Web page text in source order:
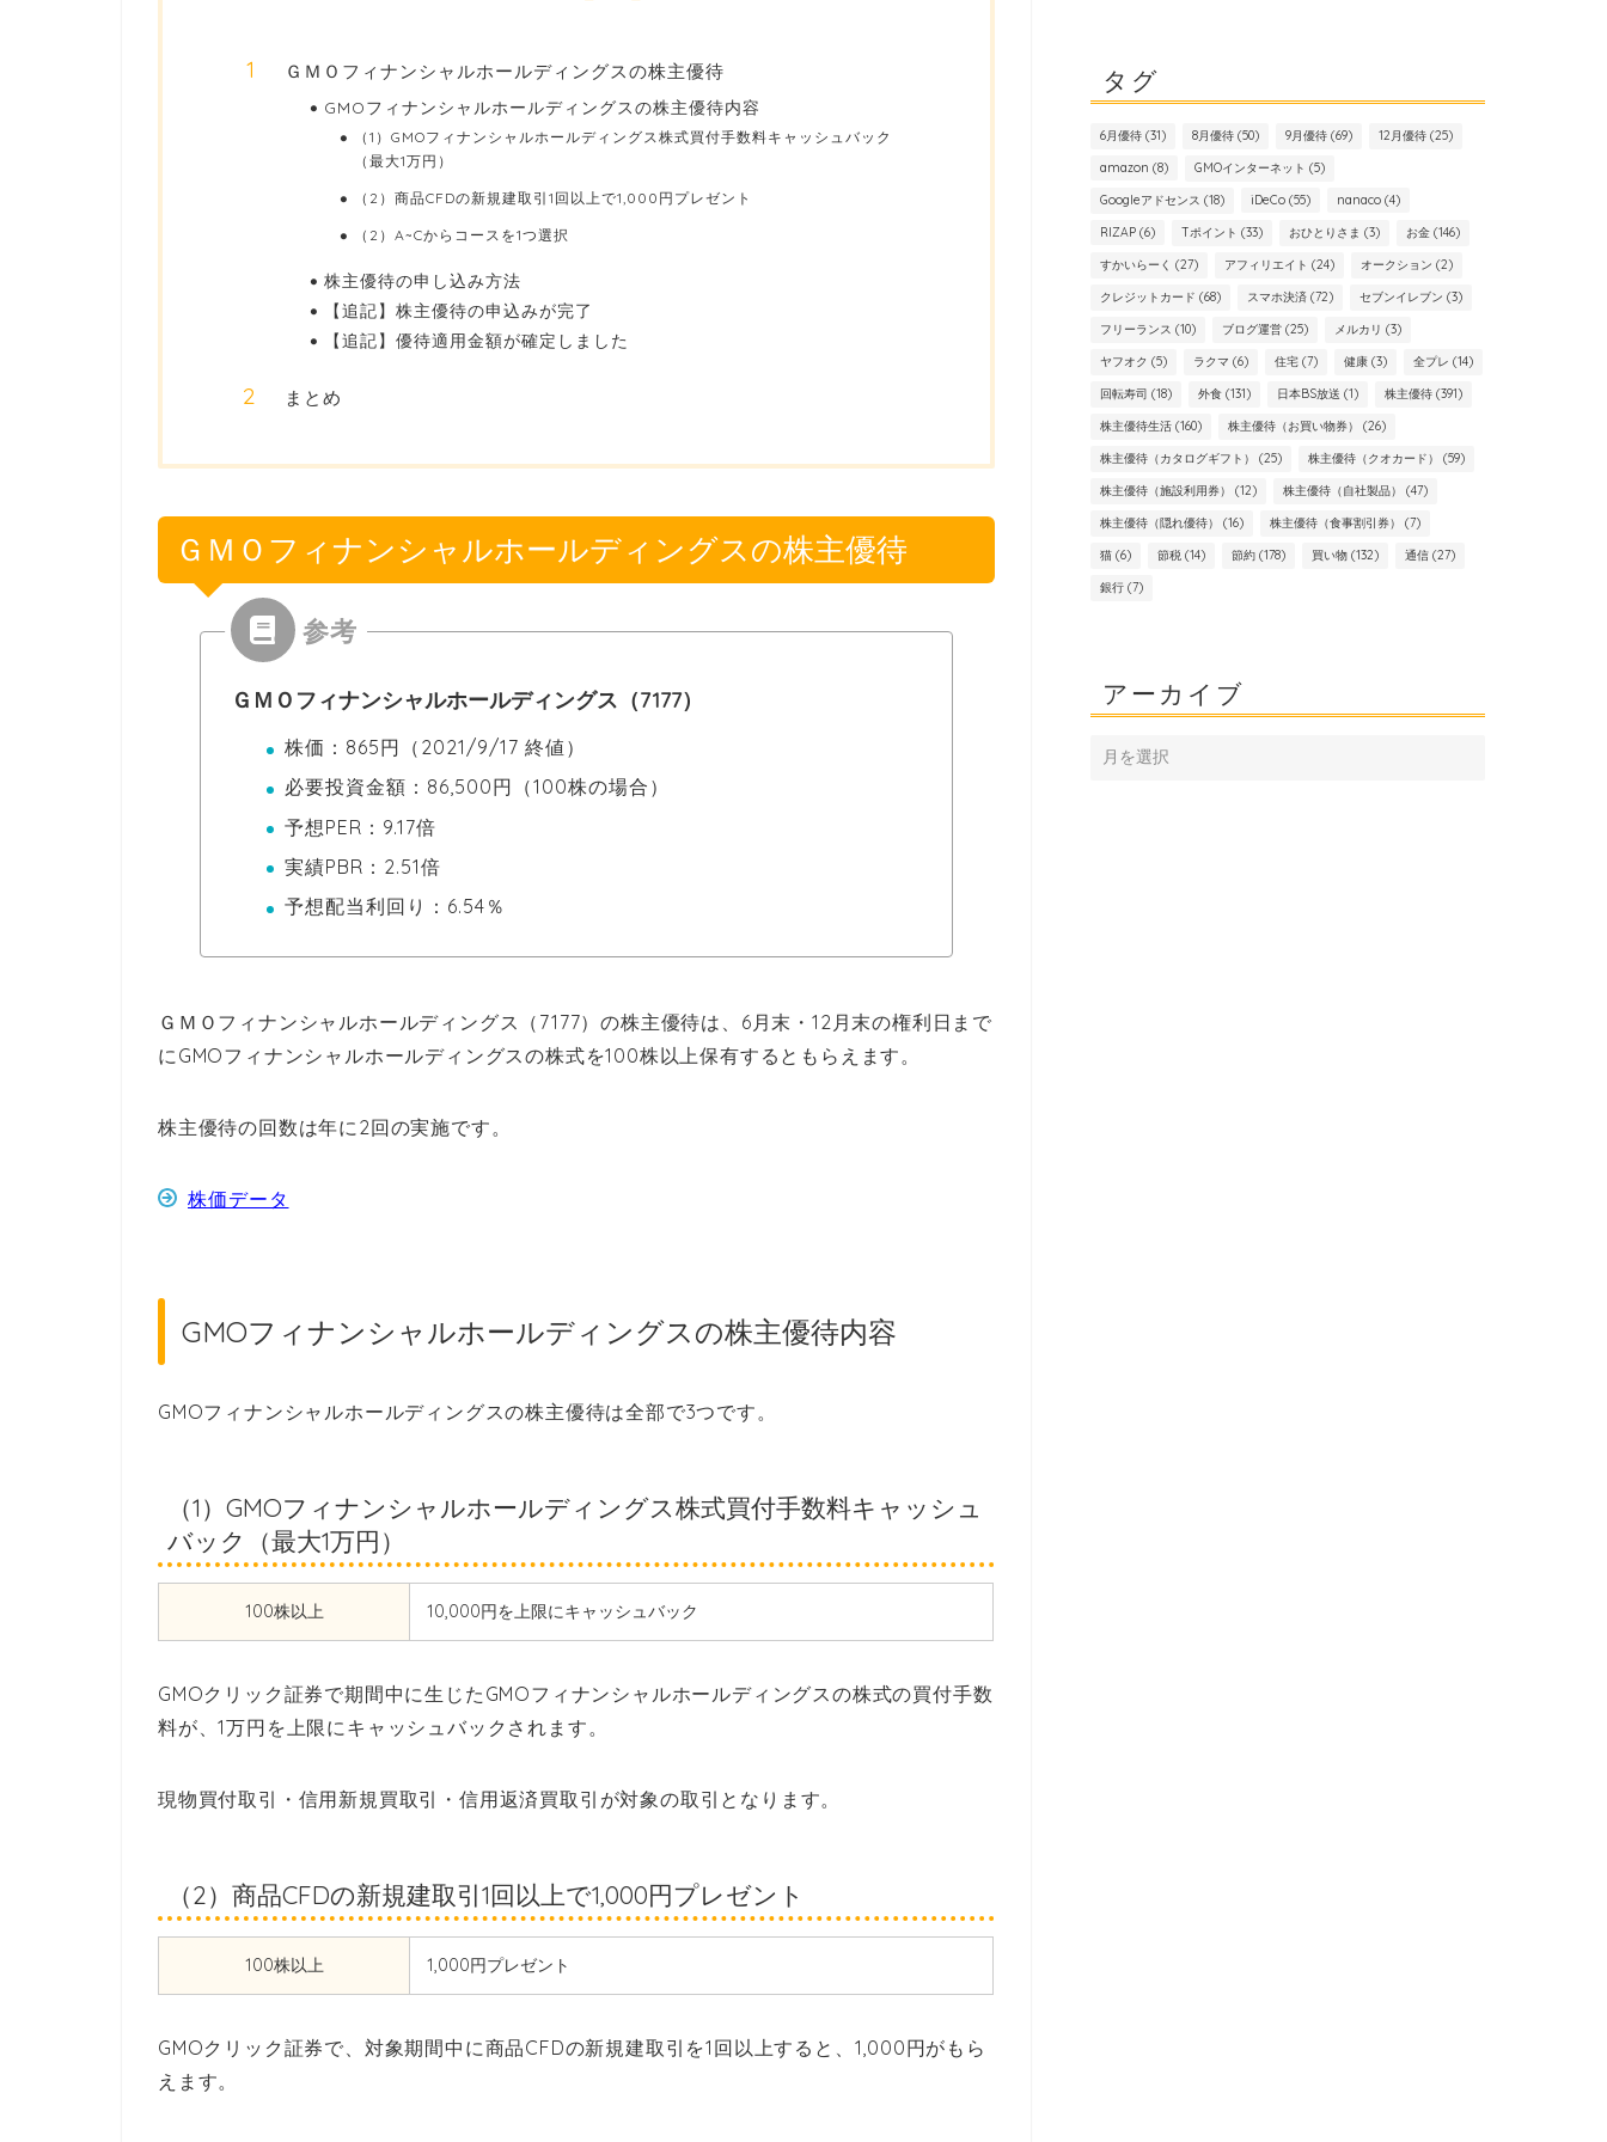
ＧＭＯフィナンシャルホールディングスの株主優待
GMOフィナンシャルホールディングスの株主優待内容
（1）GMOフィナンシャルホールディングス株式買付手数料キャッシュバック
（最大1万円）
（2）商品CFDの新規建取引1回以上で1,000円プレゼント
（2）A~Cからコースを1つ選択
株主優待の申し込み方法
【追記】株主優待の申込みが完了
【追記】優待適用金額が確定しました
まとめ
ＧＭＯフィナンシャルホールディングスの株主優待
ＧＭＯフィナンシャルホールディングス（7177）
株価：865円（2021/9/17 終値）
必要投資金額：86,500円（100株の場合）
予想PER：9.17倍
実績PBR：2.51倍
予想配当利回り：6.54％
ＧＭＯフィナンシャルホールディングス（7177）の株主優待は、6月末・12月末の権利日まで
にGMOフィナンシャルホールディングスの株式を100株以上保有するともらえます。
株主優待の回数は年に2回の実施です。
株価データ
GMOフィナンシャルホールディングスの株主優待内容
GMOフィナンシャルホールディングスの株主優待は全部で3つです。
（1）GMOフィナンシャルホールディングス株式買付手数料キャッシュ
バック（最大1万円）
100株以上 10,000円を上限にキャッシュバック
GMOクリック証券で期間中に生じたGMOフィナンシャルホールディングスの株式の買付手数
料が、1万円を上限にキャッシュバックされます。
現物買付取引・信用新規買取引・信用返済買取引が対象の取引となります。
（2）商品CFDの新規建取引1回以上で1,000円プレゼント
100株以上 1,000円プレゼント
GMOクリック証券で、対象期間中に商品CFDの新規建取引を1回以上すると、1,000円がもら
えます。
タグ
6月優待(31) 8月優待(50) 9月優待(69) 12月優待(25)
amazon (8) GMOインターネット (5)
Googleアドセンス (18) iDeCo(55) nanaco(4)
RIZAP(6) Tポイント (33) おひとりさま (3) お金(146)
すかいらーく (27) アフィリエイト (24) オークション (2)
クレジットカード (68) スマホ決済(72) セブンイレブン (3)
フリーランス (10) ブログ運営(25) メルカリ (3)
ヤフオク (5) ラクマ (6) 住宅(7) 健康(3) 全プレ (14)
回転寿司 (18) 外食(131) 日本BS放送 (1) 株主優待(391)
株主優待生活(160) 株主優待（お買い物券） (26)
株主優待（カタログギフト） (25) 株主優待（クオカード） (59)
株主優待（施設利用券） (12) 株主優待（自社製品） (47)
株主優待（隠れ優待） (16) 株主優待（食事割引券） (7)
猫(6) 節税(14) 節約(178) 買い物(132) 通信(27)
銀行(7)
アーカイブ